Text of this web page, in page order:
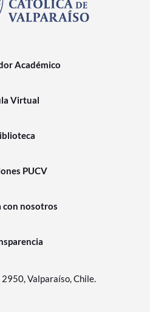
Académico
Virtual
PUCV
con nosotros
2950, Valparaíso, Chile.